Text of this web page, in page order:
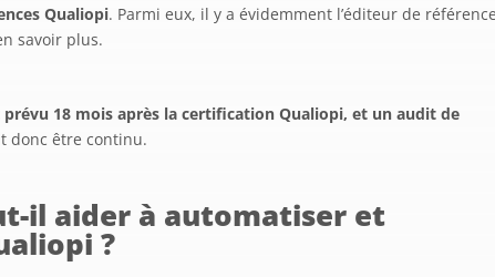
Qualiopi. Parmi eux, il y a évidemment l’éditeur de
savoir plus.
prévu 18 mois après la certification Qualiopi, et un audit de
donc être continu.
il aider à automatiser et
?